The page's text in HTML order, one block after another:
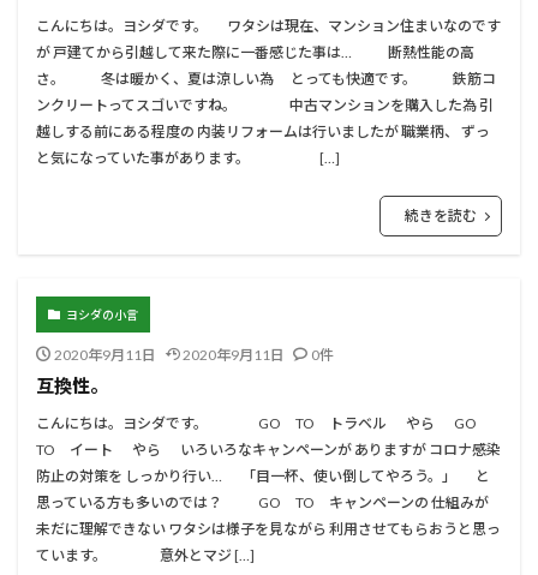
こんにちは。ヨシダです。 ワタシは現在、マンション住まいなのです
が 戸建てから引越して来た際に一番感じた事は… 断熱性能の高
さ。 冬は暖かく、夏は涼しい為 とっても快適です。 鉄筋コ
ンクリートってスゴいですね。 中古マンションを購入した為 引
越しする前にある程度の 内装リフォームは行いましたが 職業柄、 ずっ
と気になっていた事があります。 […]
続きを読む
ヨシダの小言
2020年9月11日 2020年9月11日 0件
互換性。
こんにちは。ヨシダです。 GO TO トラベル やら GO
TO イート やら いろいろなキャンペーンが ありますが コロナ感染
防止の対策を しっかり行い… 「目一杯、使い倒してやろう。」 と
思っている方も多いのでは？ GO TO キャンペーンの 仕組みが
未だに理解できない ワタシは様子を見ながら 利用させてもらおうと思っ
ています。 意外とマジ […]